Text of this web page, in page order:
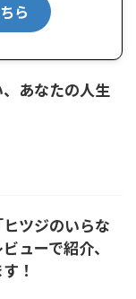
ら
あなたの人生
ツジのいらな
ューで紹介、
！